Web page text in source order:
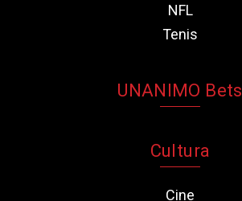
NFL
Tenis
UNANIMO Bets
Cultura
Cine